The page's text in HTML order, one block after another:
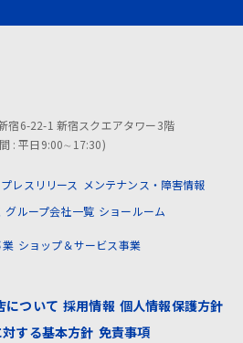
6-22-1 新宿スクエアタワー3階
: 平日9:00∼17:30)
プレスリリース
メンテナンス・障害情報
グループ会社一覧 ショールーム
ショップ＆サービス事業
について 採用情報 個人情報保護方針
する基本方針 免責事項